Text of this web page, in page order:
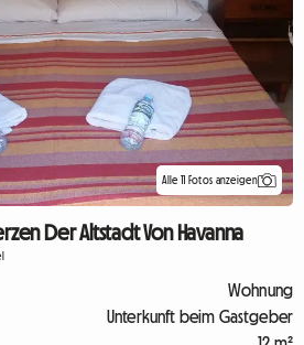
Alle 11 Fotos anzeigen
Der Altstadt Von Havanna
Wohnung
Unterkunft beim Gastgeber